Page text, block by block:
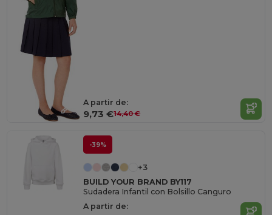
A partir de:
9,73 €14,40 €
-39%
+3
BUILD YOUR BRAND BY117
Sudadera Infantil con Bolsillo Canguro
A partir de: